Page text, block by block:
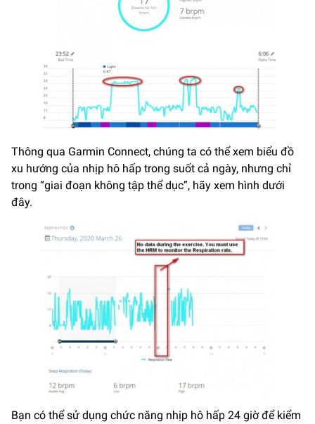
Thông qua Garmin Connect, chúng ta có thể xem biểu đồ
xu hướng của nhịp hô hấp trong suốt cả ngày, nhưng chỉ
trong “giai đoạn không tập thể dục”, hãy xem hình dưới
đây.
Bạn có thể sử dụng chức năng nhịp hô hấp 24 giờ để kiểm